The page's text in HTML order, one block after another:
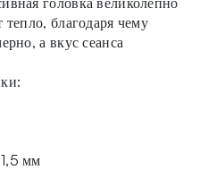
тепло, благодаря чему
а вкус сеанса
мм